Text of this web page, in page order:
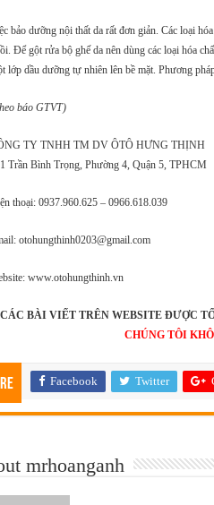
bảo dưỡng nội thất da rất đơn giản. Các loại
Để gột rửa bộ ghế da nên dùng các loại hóa
lớp dầu dưỡng tự nhiên lên bề mặt. Phương
báo GTVT)
TY TNHH TM DV ÔTÔ HƯNG THỊNH
Trần Bình Trọng, Phường 4, Quận 5, TPHCM
thoại: 0937.960.625 – 0966.618.039
otohungthinh0203@gmail.com
www.otohungthinh.vn
CÁC BÀI VIẾT TRÊN WEBSITE ĐƯỢC
CHÚNG TÔI
Facebook Twitter
mrhoanganh